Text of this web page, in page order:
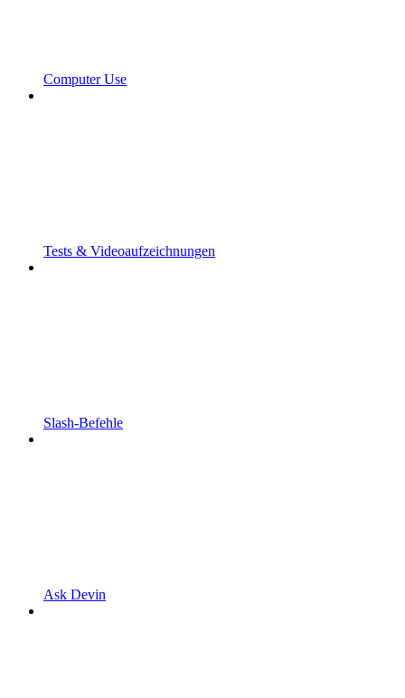
Computer Use
Tests & Videoaufzeichnungen
Slash-Befehle
Ask Devin